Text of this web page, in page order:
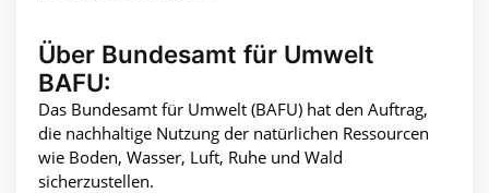
Über Bundesamt für Umwelt
BAFU:
Das Bundesamt für Umwelt (BAFU) hat den Auftrag,
die nachhaltige Nutzung der natürlichen Ressourcen
wie Boden, Wasser, Luft, Ruhe und Wald
sicherzustellen.